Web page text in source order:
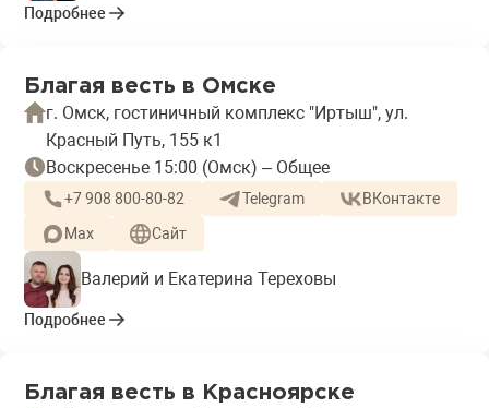
Подробнее
Благая весть в Омске
г. Омск, гостиничный комплекс "Иртыш", ул.
Красный Путь, 155 к1
Воскресенье 15:00 (Омск) – Общее
+7 908 800-80-82​ Telegram
ВКонтакте
Max
Сайт
Валерий и Екатерина Тереховы
Подробнее
Благая весть в Красноярске